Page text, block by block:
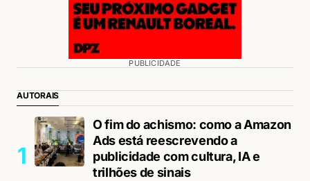
PUBLICIDADE
AUTORAIS
O fim do achismo: como a Amazon
Ads está reescrevendo a
publicidade com cultura, IA e
trilhões de sinais